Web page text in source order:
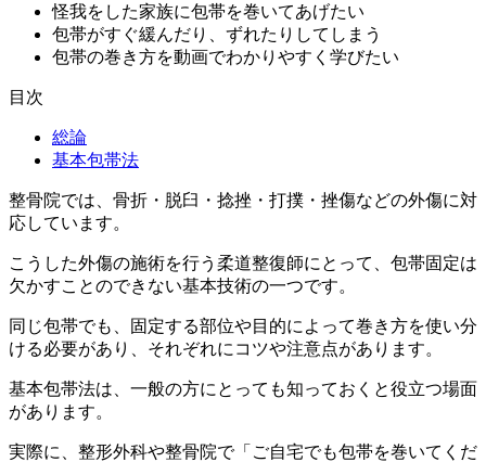
怪我をした家族に包帯を巻いてあげたい
包帯がすぐ緩んだり、ずれたりしてしまう
包帯の巻き方を動画でわかりやすく学びたい
目次
総論
基本包帯法
整骨院では、骨折・脱臼・捻挫・打撲・挫傷などの外傷に対
応しています。
こうした外傷の施術を行う柔道整復師にとって、包帯固定は
欠かすことのできない基本技術の一つです。
同じ包帯でも、固定する部位や目的によって巻き方を使い分
ける必要があり、それぞれにコツや注意点があります。
基本包帯法は、一般の方にとっても知っておくと役立つ場面
があります。
実際に、整形外科や整骨院で「ご自宅でも包帯を巻いてくだ